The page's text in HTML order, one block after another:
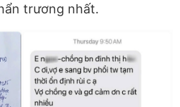
trương nhất.